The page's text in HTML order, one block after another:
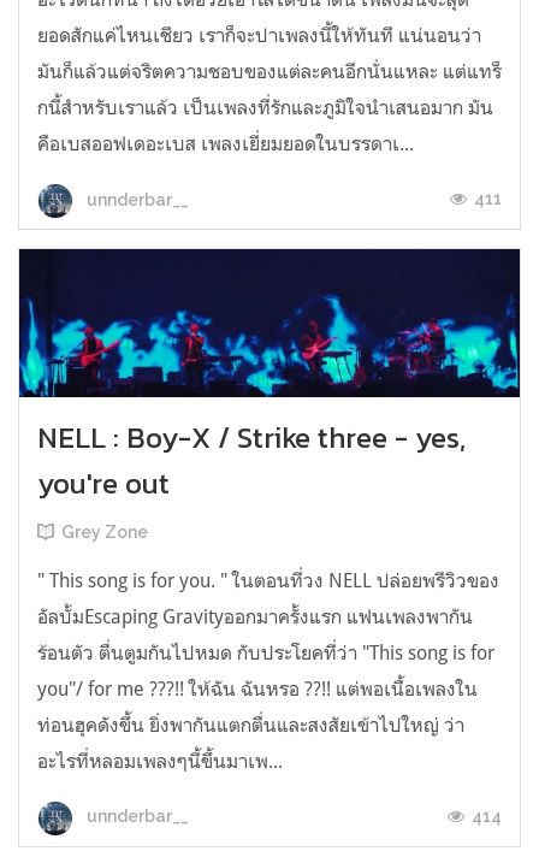
ยอดสักแค่ไหนเชียว เราก็จะปาเพลงนี้ให้ทันที แน่นอนว่า
มันก็แล้วแต่จริตความชอบของแต่ละคนอีกนั่นแหละ แต่แทร็
กนี้สำหรับเราแล้ว เป็นเพลงที่รักและภูมิใจนำเสนอมาก มัน
คือเบสออฟเดอะเบส เพลงเยี่ยมยอดในบรรดาเ...
unnderbar__ 411
NELL : Boy-X / Strike three - yes,
you're out
Grey Zone
" This song is for you. " ในตอนที่วง NELL ปล่อยพรีวิวของ
อัลบั้มEscaping Gravityออกมาครั้งแรก แฟนเพลงพากัน
ร้อนตัว ตื่นตูมกันไปหมด กับประโยคที่ว่า "This song is for
you"/ for me ???!! ให้ฉัน ฉันหรอ ??!! แต่พอเนื้อเพลงใน
ท่อนฮุคดังขึ้น ยิ่งพากันแตกตื่นและสงสัยเข้าไปใหญ่ ว่า
อะไรที่หลอมเพลงๆนี้ขึ้นมาเพ...
unnderbar__ 414